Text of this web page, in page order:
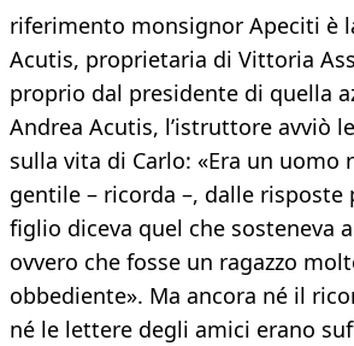
riferimento monsignor Apeciti è
Acutis, proprietaria di Vittoria
proprio dal presidente di quella
Andrea Acutis, l’istruttore avviò
sulla vita di Carlo: «Era un uomo
gentile – ricorda –, dalle risposte
figlio diceva quel che sosteneva
ovvero che fosse un ragazzo
obbediente». Ma ancora né il
né le lettere degli amici erano